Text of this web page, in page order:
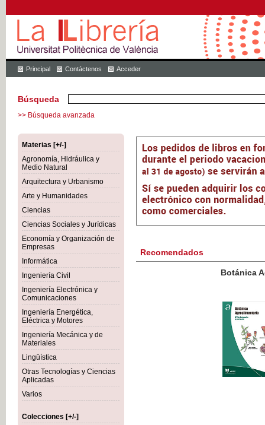
Principal Contáctenos Acceder
Búsqueda
>> Búsqueda avanzada
Materias [+/-]
Agronomía, Hidráulica y
Medio Natural
Arquitectura y Urbanismo
Arte y Humanidades
Ciencias
Ciencias Sociales y Jurídicas
Economía y Organización de
Empresas
Informática
Ingeniería Civil
Ingeniería Electrónica y
Comunicaciones
Ingeniería Energética,
Eléctrica y Motores
Ingeniería Mecánica y de
Materiales
Lingüística
Otras Tecnologías y Ciencias
Aplicadas
Varios
Colecciones [+/-]
Recomendados
Botánica Agroalimentaria
IVA